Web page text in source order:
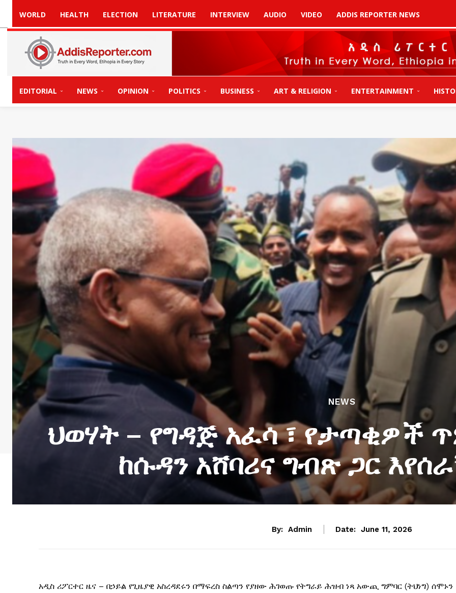
WORLD HEALTH ELECTION LITERATURE INTERVIEW AUDIO VIDEO ADDIS REPORTER NEWS
EDITORIAL NEWS OPINION POLITICS BUSINESS ART & RELIGION ENTERTAINMENT
NEWS
ህወሃት – የግዳጅ አፈሳ ፣ የታጣቂዎች
ከሱዳን አሸባሪና ግብጽ ጋር
By: Admin Date: June 11, 2026
አዲስ ሪፖርተር ዜና – በኃይል የጊዜያዊ አስረዳደሩን በማፍረስ ስልጣን የያዘው ሕገወጡ የትግራይ ሕዝብ ነጻ አውጪ ግምባር (ትህነግ) ሰሞኑን